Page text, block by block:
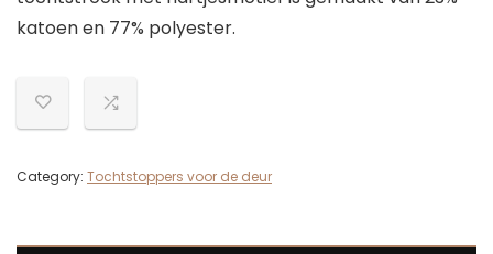
katoen en 77% polyester.
Category: Tochtstoppers voor de deur